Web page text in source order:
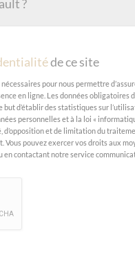
de ce site
pour nous permettre
en ligne. Les données obligatoires
d’établir des statistiques sur
personnelles et à la loi «
d’opposition et de limitation du
pouvez exercer vos droits aux
en contactant notre service
de gestion des cookies